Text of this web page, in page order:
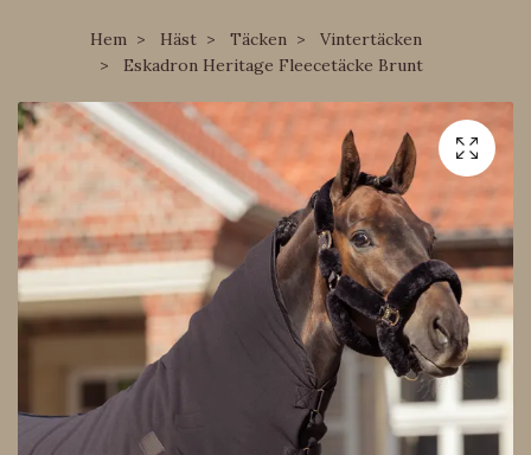
Hem Häst Täcken
Vintertäcken
Eskadron Heritage Fleecetäcke Brunt